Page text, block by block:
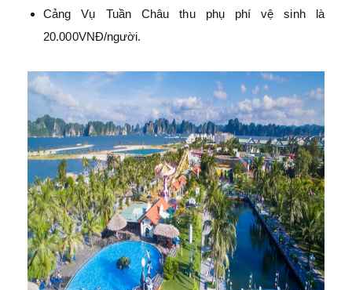
Cảng Vụ Tuần Châu thu phụ phí vệ sinh là
20.000VNĐ/người.